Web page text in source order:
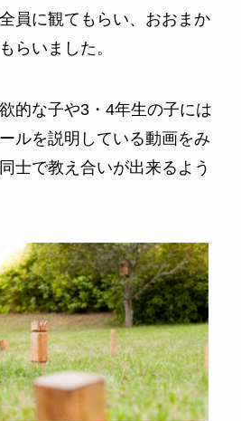
員に観てもらい、おおまか
らいました。
的な子や3・4年生の子には
ルを説明している動画をみ
士で教え合いが出来るよう